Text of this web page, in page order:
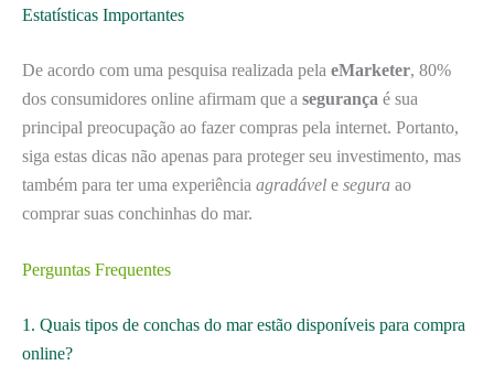
Estatísticas Importantes
De acordo com uma pesquisa realizada pela eMarketer, 80%
dos consumidores online afirmam que a segurança é sua
principal preocupação ao fazer compras pela internet. Portanto,
siga estas dicas não apenas para proteger seu investimento, mas
também para ter uma experiência agradável e segura ao
comprar suas conchinhas do mar.
Perguntas Frequentes
1. Quais tipos de conchas do mar estão disponíveis para compra
online?